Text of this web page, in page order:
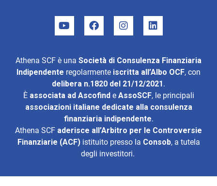
Athena SCF è una Società di Consulenza Finanziaria
Indipendente regolarmente iscritta all’Albo OCF, con
delibera n.1820 del 21/12/2021.
È associata ad Ascofinde AssoSCF, le principali
associazioni italiane dedicate alla consulenza
finanziaria indipendente.
Athena SCF aderisce all’Arbitro per le Controversie
Finanziarie (ACF)istituito presso la Consob, a tutela
degli investitori.